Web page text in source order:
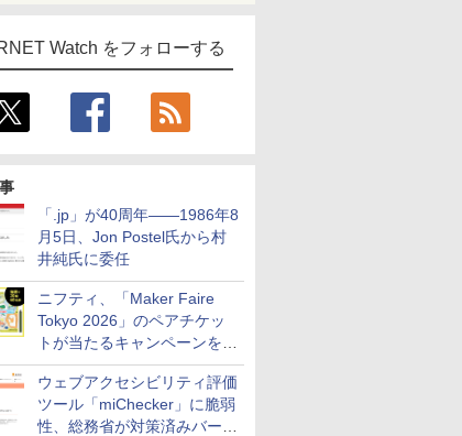
Watch をフォローする
「.jp」が40周年――1986年8
月5日、Jon Postel氏から村
井純氏に委任
ニフティ、「Maker Faire
Tokyo 2026」のペアチケッ
トが当たるキャンペーンをX
で実施。8月16日まで
ウェブアクセシビリティ評価
ツール「miChecker」に脆弱
性、総務省が対策済みバージ